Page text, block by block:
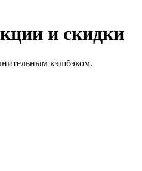
и скидки
кэшбэком.